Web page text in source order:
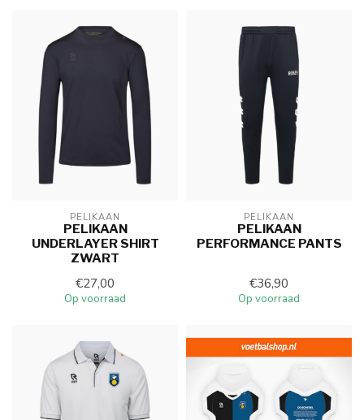
PELIKAAN
PELIKAAN
UNDERLAYER SHIRT
ZWART
€27,00
Op voorraad
PELIKAAN
PELIKAAN
PERFORMANCE PANTS
€36,90
Op voorraad